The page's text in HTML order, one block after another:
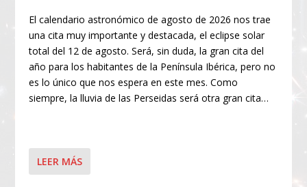
El calendario astronómico de agosto de 2026 nos trae
una cita muy importante y destacada, el eclipse solar
total del 12 de agosto. Será, sin duda, la gran cita del
año para los habitantes de la Península Ibérica, pero no
es lo único que nos espera en este mes. Como
siempre, la lluvia de las Perseidas será otra gran cita…
LEER MÁS